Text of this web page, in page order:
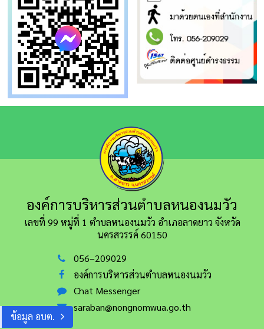
ข้อมูล อบต.
องค์การบริหารส่วนตำบลหนองนมวัว
เลขที่ 99 หมู่ที่ 1 ตำบลหนองนมวัว อำเภอลาดยาว จังหวัด
นครสวรรค์ 60150
056–209029
องค์การบริหารส่วนตำบลหนองนมวัว
Chat Messenger
saraban@nongnomwua.go.th